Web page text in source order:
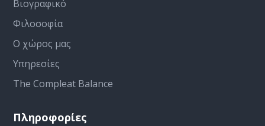
Βιογραφικό
Φιλοσοφία
Ο χώρος μας
Υπηρεσίες
The Compleat Balance
Πληροφορίες